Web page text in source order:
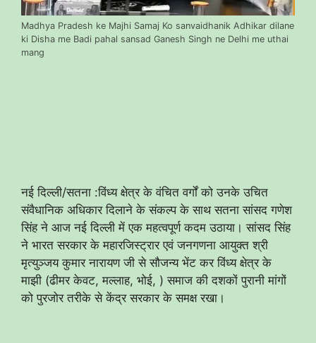
Madhya Pradesh ke Majhi Samaj Ko sanvaidhanik Adhikar dilane
ki Disha me Badi pahal sansad Ganesh Singh ne Delhi me uthai
mang
​नई दिल्ली/सतना :विंध्य क्षेत्र के वंचित वर्गों को उनके उचित
संवैधानिक अधिकार दिलाने के संकल्प के साथ सतना सांसद गणेश
सिंह ने आज नई दिल्ली में एक महत्वपूर्ण कदम उठाया। सांसद सिंह
ने भारत सरकार के महारजिस्ट्रार एवं जनगणना आयुक्त श्री
मृत्युञ्जय कुमार नारायण जी से सौजन्य भेंट कर विंध्य क्षेत्र के
माझी (ढीमर केवट, मल्लाह, भोई, ) समाज की दशकों पुरानी मांगों
को पुरजोर तरीके से केंद्र सरकार के समक्ष रखा।